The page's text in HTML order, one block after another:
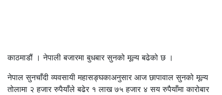
काठमाडौं । नेपाली बजारमा बुधबार सुनको मूल्य बढेको छ ।
नेपाल सुनचाँदी व्यवसायी महासङ्घकाअनुसार आज छापावाल सुनको मूल्य
तोलामा २ हजार रुपैयाँले बढेर १ लाख ७५ हजार ४ सय रुपैयाँमा कारोबार